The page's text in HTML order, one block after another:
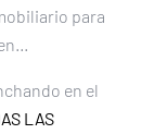
para
en el
LAS